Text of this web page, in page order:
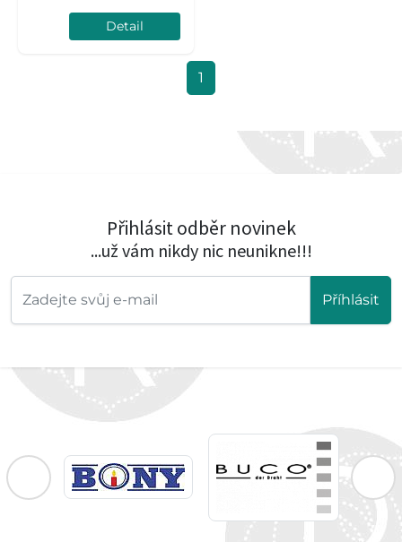
Detail
1
Přihlásit odběr novinek
...už vám nikdy nic neunikne!!!
Příhlásit